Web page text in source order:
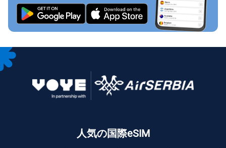
人気の国際eSIM